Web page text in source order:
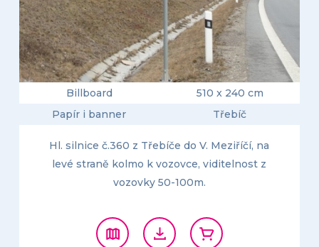
Billboard
510 x 240 cm
Papír i banner
Třebíč
Hl. silnice č.360 z Třebíče do V. Meziříčí, na
levé straně kolmo k vozovce, viditelnost z
vozovky 50-100m.